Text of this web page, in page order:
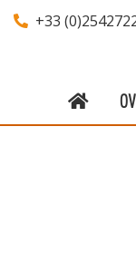
Over ons
+33